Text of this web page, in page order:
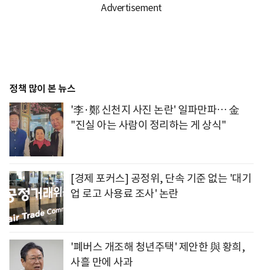
정책 많이 본 뉴스
'李·鄭 신천지 사진 논란' 일파만파… 金
"진실 아는 사람이 정리하는 게 상식"
[경제 포커스] 공정위, 단속 기준 없는 '대기
업 로고 사용료 조사' 논란
'폐버스 개조해 청년주택' 제안한 與 황희,
사흘 만에 사과